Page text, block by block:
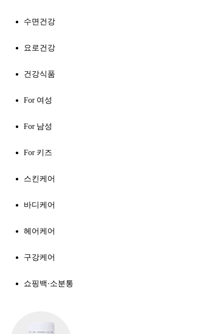
수면건강
요로건강
건강식품
For 여성
For 남성
For 키즈
스킨케어
바디케어
헤어케어
구강케어
쇼핑백·소분통